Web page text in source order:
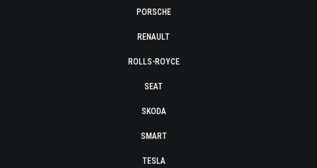
PORSCHE
RENAULT
ROLLS-ROYCE
SEAT
SKODA
SMART
TESLA